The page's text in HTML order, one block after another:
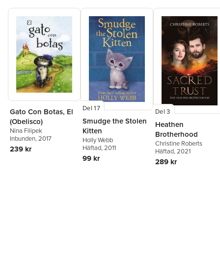
Gato Con Botas, El
(Obelisco)
Nina Filipek
Inbunden, 2017
239 kr
Del 17
Smudge the Stolen
Kitten
Holly Webb
Häftad, 2011
99 kr
Del 3
Heathen
Brotherhood
Christine Roberts
Häftad, 2021
289 kr